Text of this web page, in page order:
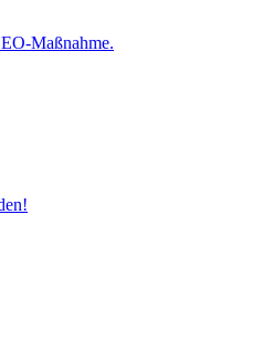
Maßnahme.